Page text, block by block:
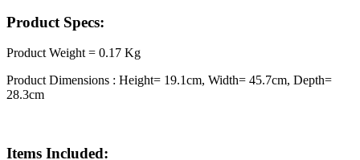
Product Specs:
Product Weight = 0.17 Kg
Product Dimensions : Height= 19.1cm, Width= 45.7cm, Depth=
28.3cm
Items Included: